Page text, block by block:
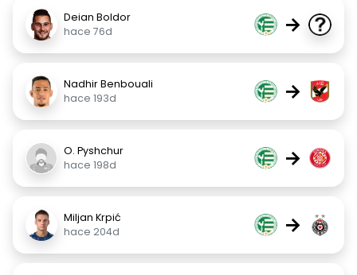
Deian Boldor
hace 76d
→
Nadhir Benbouali
hace 193d
→
O. Pyshchur
hace 198d
→
Miljan Krpić
hace 204d
→